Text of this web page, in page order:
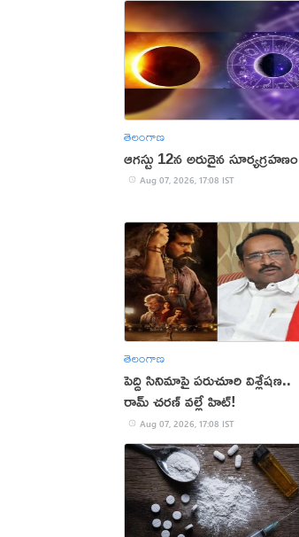
తెలంగాణ
ఆగస్టు 12న అరుదైన సూర్యగ్రహణం
Aug 07, 2026, 17:08 IST
తెలంగాణ
పెద్ది సినిమాపై పరుచూరి విశ్లేషణ..
రామ్ చరణ్ వల్లే హిట్!
Aug 07, 2026, 17:08 IST